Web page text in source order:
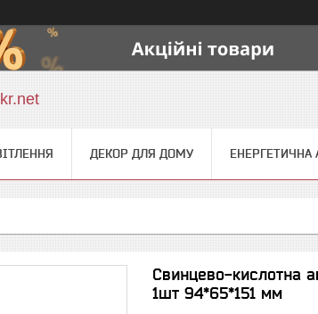
ДЕКОР ДЛЯ ДОМУ ЕНЕРГЕТИЧНА
Свинцево-кислотна
1шт 94*65*151 мм